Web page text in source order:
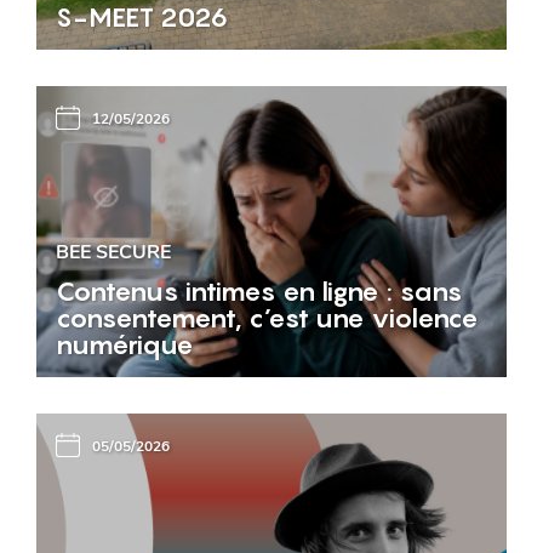
S-MEET 2026
12/05/2026
BEE SECURE
Contenus intimes en ligne : sans
consentement, c’est une violence
numérique
05/05/2026